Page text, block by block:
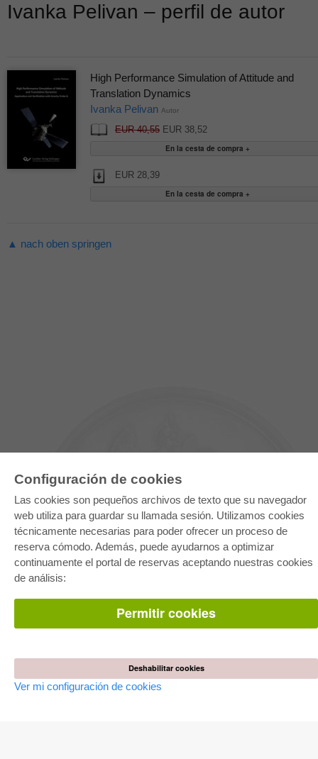
Configuración de cookies
Las cookies son pequeños archivos de texto que su navegador
web utiliza para guardar su llamada sesión. Utilizamos cookies
técnicamente necesarias para poder ofrecer un proceso de
reserva cómodo. Además, puede ayudarnos a optimizar
continuamente el portal de reservas aceptando nuestras cookies
de análisis:
Permitir cookies
Deshabilitar cookies
Ver mi configuración de cookies
Ivanka Pelivan – perfil de autor
High Performance Simulation of Attitude and
Translation Dynamics
Ivanka Pelivan Autor
EUR 40,55EUR 38,52
EUR 28,39
▲ nach oben springen
E-COLLECTION
Paquete de especialidades
Facilitación de E-Books
Preguntas mas frequentes(FAQ)
Condiciones